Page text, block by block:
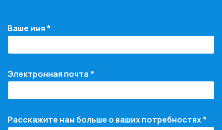
Ваше имя *
Электронная почта *
Расскажите нам больше о ваших потребностях *